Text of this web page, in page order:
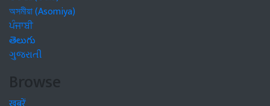
অসমীয়া (Asomiya)
ਪੰਜਾਬੀ
తెలుగు
ગુજરાતી
Browse